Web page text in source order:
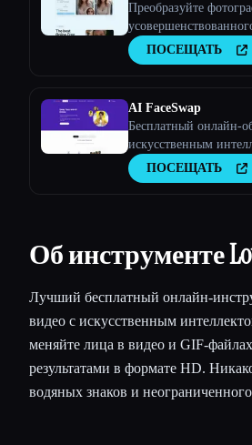
Преобразуйте
интеллекта
ПОСЕЩАТЬ
AI FaceSwap
Бесплатный онлайн-
искусственным
GIF-файлов и
ПОСЕЩАТЬ
Об инструменте
Лучший бесплатный онлайн-
видео с искусственным
меняйте лица в видео и GIF-
результатами в формате HD.
водяных знаков и